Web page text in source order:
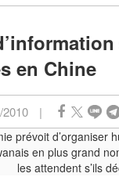
en Chine
2010 |